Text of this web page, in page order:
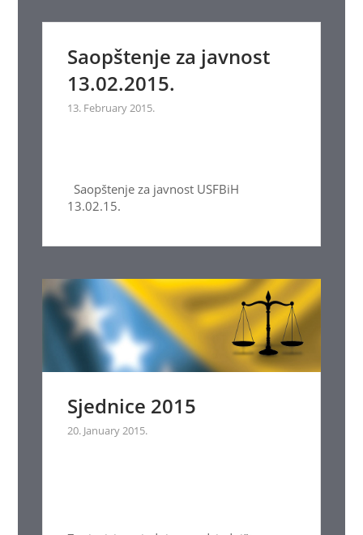
Saopštenje za javnost
13.02.2015.
13. February 2015.
Saopštenje za javnost USFBiH
13.02.15.
Sjednice 2015
20. January 2015.